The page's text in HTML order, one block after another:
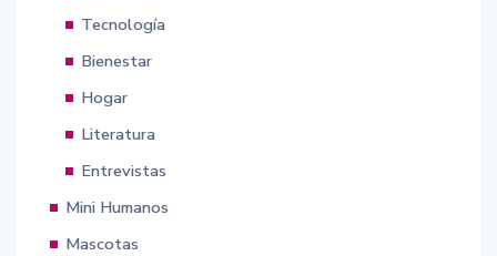
Tecnología
Bienestar
Hogar
Literatura
Entrevistas
Mini Humanos
Mascotas